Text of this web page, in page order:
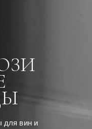
для вин и